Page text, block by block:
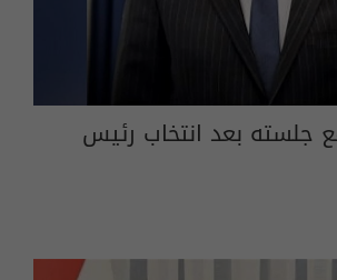
جلسته بعد انتخاب رئيس